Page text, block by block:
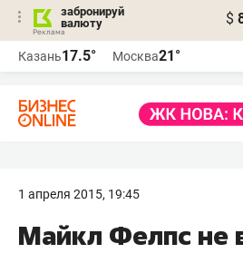
забронируй
валюту
$
Казань17.5° Москва21°
1 апреля 2015, 19:45
Майкл Фелпс не